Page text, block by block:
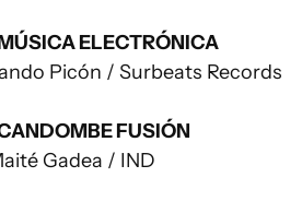
ELECTRÓNICA
Picón / Surbeats Records
FUSIÓN
Gadea / IND